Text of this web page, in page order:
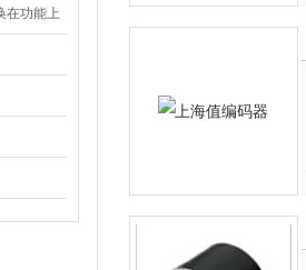
在功能上